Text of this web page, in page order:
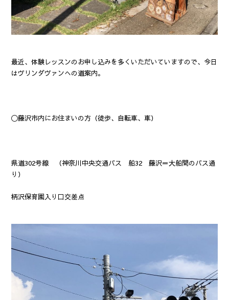
最近、体験レッスンのお申し込みを多くいただいていますので、今日
はヴリンダヴァンへの道案内。
〇藤沢市内にお住まいの方（徒歩、自転車、車）
県道302号線 （神奈川中央交通バス 船32 藤沢＝大船間のバス通
り）
柄沢保育園入り口交差点